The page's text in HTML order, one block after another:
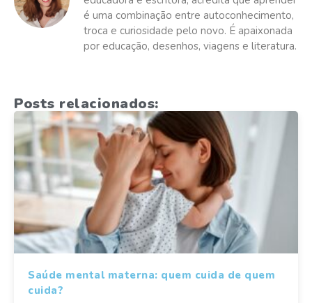
é uma combinação entre autoconhecimento,
troca e curiosidade pelo novo. É apaixonada
por educação, desenhos, viagens e literatura.
Posts relacionados:
Saúde mental materna: quem cuida de quem
cuida?